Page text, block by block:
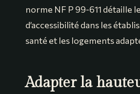
norme NF P 99-611 détaille
d’accessibilité dans les
santé et les logements
Adapter la